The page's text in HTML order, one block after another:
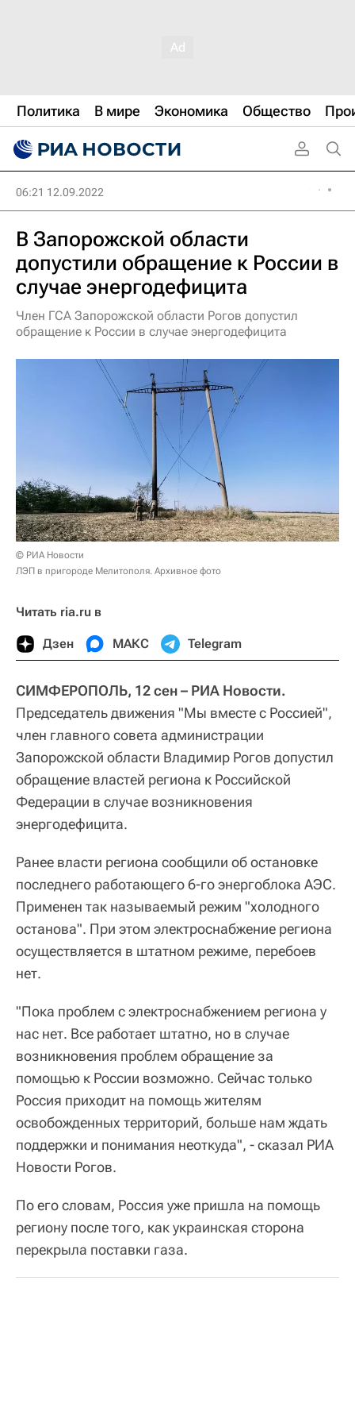
Политика В мире Экономика Общество
06:21 12.09.2022
В Запорожской области
допустили обращение к России в
случае энергодефицита
Член ГСА Запорожской области Рогов допустил
обращение к России в случае энергодефицита
© РИА Новости
ЛЭП в пригороде Мелитополя. Архивное фото
Читать ria.ru в
Дзен МАКС Telegram
СИМФЕРОПОЛЬ, 12 сен – РИА Новости.
Председатель движения "Мы вместе с Россией",
член главного совета администрации
Запорожской области Владимир Рогов допустил
обращение властей региона к Российской
Федерации в случае возникновения
энергодефицита.
Ранее власти региона сообщили об остановке
последнего работающего 6-го энергоблока АЭС.
Применен так называемый режим "холодного
останова". При этом электроснабжение региона
осуществляется в штатном режиме, перебоев
нет.
"Пока проблем с электроснабжением региона у
нас нет. Все работает штатно, но в случае
возникновения проблем обращение за
помощью к России возможно. Сейчас только
Россия приходит на помощь жителям
освобожденных территорий, больше нам ждать
поддержки и понимания неоткуда", - сказал РИА
Новости Рогов.
По его словам, Россия уже пришла на помощь
региону после того, как украинская сторона
перекрыла поставки газа.